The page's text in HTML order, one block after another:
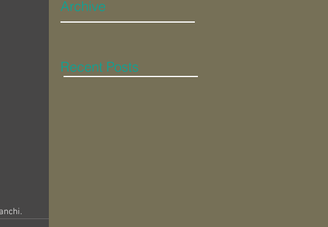
Archive
Recent Posts